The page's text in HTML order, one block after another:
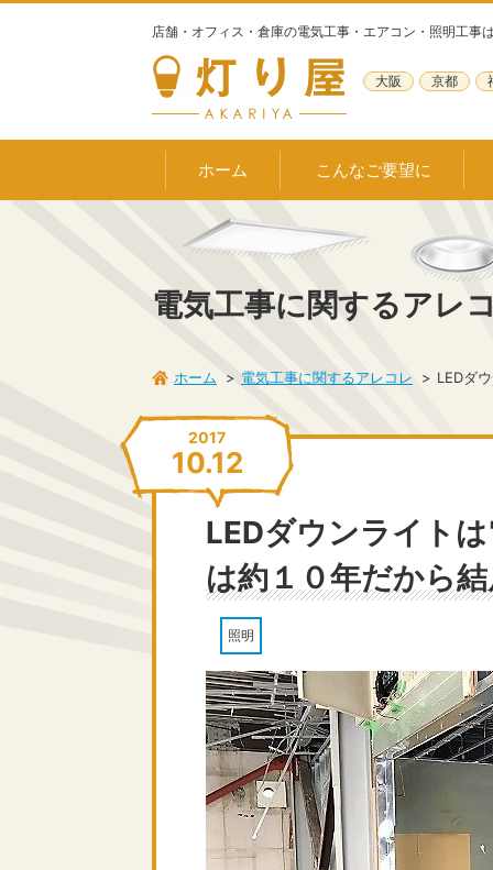
店舗・オフィス・倉庫の電気工事・エアコン・照明工事
大阪 京都
ホーム こんなご要望に
電気工事に関するアレ
ホーム 電気工事に関するアレコレ LEDダ
LEDダウンライト
は約１０年だから
2017
10.12
照明